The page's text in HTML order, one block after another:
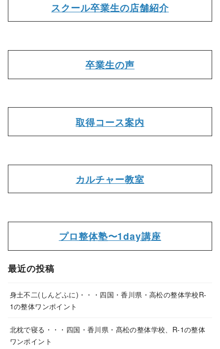
スクール卒業生の店舗紹介
卒業生の声
取得コース案内
カルチャー教室
プロ整体塾〜1day講座
最近の投稿
身土不二(しんどふに)・・・四国・香川県・高松の整体学校R-
1の整体ワンポイント
北枕で寝る・・・四国・香川県・髙松の整体学校、R-1の整体
ワンポイント